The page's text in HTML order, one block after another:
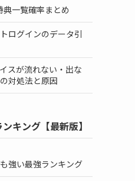
一覧確率まとめ
ログインのデータ引
スが流れない・出な
対処法と原因
キング【最新版】
強い最強ランキング